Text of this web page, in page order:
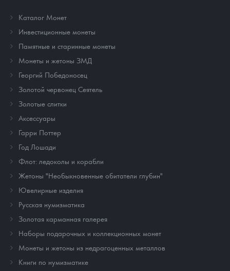
Каталог Монет
Инвестиционные монеты
Памятные и старинные монеты
Монеты и жетоны ЗМД
Георгий Победоносец
Золотой червонец Сеятель
Золотые слитки
Аксессуары
Гарри Поттер
Год Лошади
Флот: ледоколы и корабли
Жетоны "Необыкновенные обитатели глубин"
Ювелирные изделия
Русская нумизматика
Золотая карманная галерея
Наборы подарочных и коллекционных монет
Монеты и жетоны из недрагоценных металлов
Книги по нумизматике